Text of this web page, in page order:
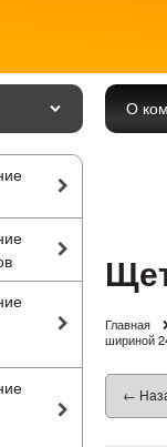
О
Главная
шириной
←